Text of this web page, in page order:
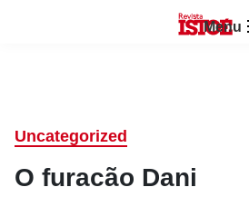
Menu
Uncategorized
O furacão Dani